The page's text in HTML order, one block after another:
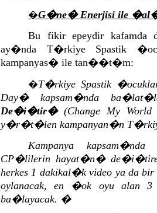
�G�ne� Enerjisi ile
Bu fikir epeydir
ay�nda T�rkiye Spastik
kampanyas� ile tan��t�m:
�T�rkiye Spastik
Day� kapsam�nda
De�i�tir�(Change My
y�r�t�len kampanyan�n
Kampanya
CP�lilerin hayat�n�
herkes 1 dakikal�k video ya da
oylanacak, en �ok oyu alan
ba�layacak. �